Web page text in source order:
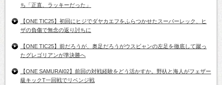
ち「正直、ラッキーだった」
【ONE TIC25】初回にヒジでダヤカエフをふらつかせたスーパーレック、ヒ
ザの負傷で無念の返り討ちに
【ONE TIC25】前だろうが、奥足だろうがウスビャンの左足を徹底して蹴っ
たグレゴリアンが準決勝へ
【ONE SAMURAI02】前回の対戦経験をどう活かすか。野杁と海人がフェザー
級キックT一回戦でリベンジ戦